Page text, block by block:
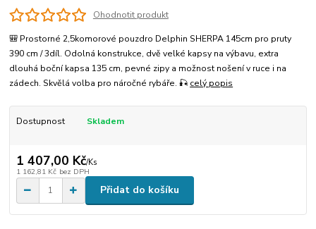
Ohodnotit produkt
🎒 Prostorné 2,5komorové pouzdro Delphin SHERPA 145cm pro pruty
390 cm / 3díl. Odolná konstrukce, dvě velké kapsy na výbavu, extra
dlouhá boční kapsa 135 cm, pevné zipy a možnost nošení v ruce i na
zádech. Skvělá volba pro náročné rybáře. 🎣 celý popis
Dostupnost Skladem
1 407,00 Kč/Ks
1 162,81 Kč bez DPH
Přidat do košíku